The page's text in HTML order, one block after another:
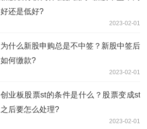
好还是低好?
2023-02-01
为什么新股申购总是不中签？新股中签后
如何缴款?
2023-02-01
创业板股票st的条件是什么？股票变成st
之后要怎么处理?
2023-02-01